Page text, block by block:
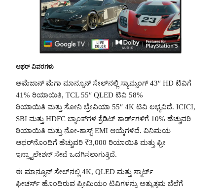
ಆಫರ್ ವಿವರಗಳು
ಅಮೆಜಾನ್ ಮೆಗಾ ಮಾನ್ಸೂನ್ ಸೇಲ್‌ನಲ್ಲಿ ಸ್ಯಾಮ್ಸಂಗ್ 43″ HD ಟಿವಿಗೆ
41% ರಿಯಾಯಿತಿ, TCL 55″ QLED ಟಿವಿ 58%
ರಿಯಾಯಿತಿ ಮತ್ತು ಸೋನಿ ಬ್ರೇವಿಯಾ 55″ 4K ಟಿವಿ ಲಭ್ಯವಿದೆ. ICICI,
SBI ಮತ್ತು HDFC ಬ್ಯಾಂಕ್‌ಗಳ ಕ್ರೆಡಿಟ್ ಕಾರ್ಡ್‌ಗಳಿಗೆ 10% ಹೆಚ್ಚುವರಿ
ರಿಯಾಯಿತಿ ಮತ್ತು ನೋ-ಕಾಸ್ಟ್ EMI ಆಯ್ಕೆಗಳಿವೆ. ವಿನಿಮಯ
ಆಫರ್‌ನೊಂದಿಗೆ ಹೆಚ್ಚುವರಿ ₹3,000 ರಿಯಾಯಿತಿ ಮತ್ತು ಫ್ರೀ
ಇನ್ಸ್ಟಾಲೇಶನ್ ಸೇವೆ ಒದಗಿಸಲಾಗುತ್ತಿದೆ.
ಈ ಮಾನ್ಸೂನ್ ಸೇಲ್‌ನಲ್ಲಿ 4K, QLED ಮತ್ತು ಸ್ಮಾರ್ಟ್
ಫೀಚರ್ಸ್ ಹೊಂದಿರುವ ಪ್ರೀಮಿಯಂ ಟಿವಿಗಳನ್ನು ಅತ್ಯುತ್ತಮ ಬೆಲೆಗೆ